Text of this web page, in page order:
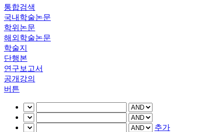
통합검색
국내학술논문
학위논문
해외학술논문
학술지
단행본
연구보고서
공개강의
버튼
추가